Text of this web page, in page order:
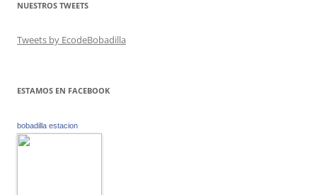
NUESTROS TWEETS
Tweets by EcodeBobadilla
ESTAMOS EN FACEBOOK
bobadilla estacion